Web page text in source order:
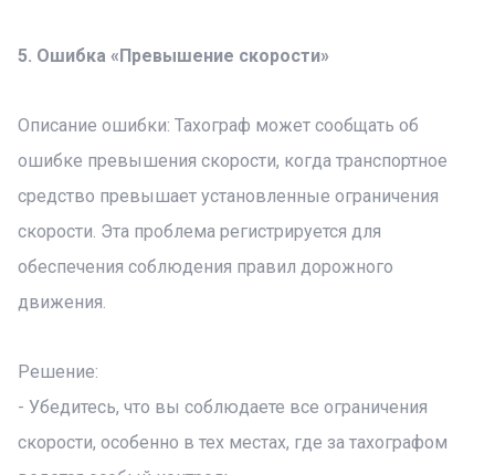
5. Ошибка «Превышение скорости»
Описание ошибки: Тахограф может сообщать об
ошибке превышения скорости, когда транспортное
средство превышает установленные ограничения
скорости. Эта проблема регистрируется для
обеспечения соблюдения правил дорожного
движения.
Решение:
- Убедитесь, что вы соблюдаете все ограничения
скорости, особенно в тех местах, где за тахографом